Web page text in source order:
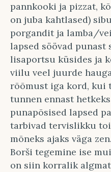
pannkooki ja pizzat,
on juba kahtlased)
porgandit ja lamba/
lapsed söövad
lisaportsu küsides ja
viilu veel juurde
rõõmust iga kord, kui
tunnen ennast
punapõsised lapsed
tarbivad tervislikku
mõneks ajaks väga zen.
Borši tegemine ise
on siin korralik